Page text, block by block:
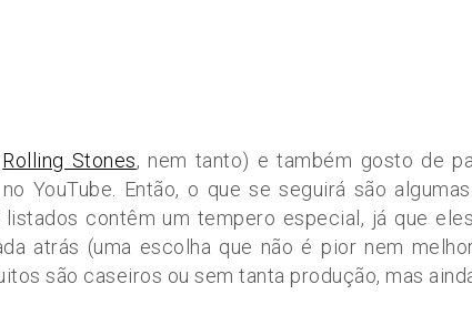
Rolling Stones, nem tanto) e também gosto de
YouTube. Então, o que se seguirá são
contêm um tempero especial, já que
atrás (uma escolha que não é pior nem
são caseiros ou sem tanta produção, mas